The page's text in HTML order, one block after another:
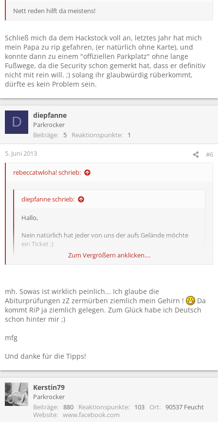
Nett reden hilft da meistens!
Schließ mich da dem Hackstock voll an, letztes Jahr hat mich
mein Papa zu rip gefahren, (er natürlich ohne Karte), und
konnte dann zu einem "offiziellen Parkplatz" ohne lange
Fußwege, da die Security schon gemerkt hat, dass er definitiv
nicht mit rein will. ;) solang ihr glaubwürdig rüberkommt,
dürfte es kein Problem sein.
D diepfanne
Parkrocker
Beiträge
5 Reaktionspunkte 1
5. Juni 2013 #6
rebeccatwloha! schrieb:
diepfanne schrieb:
Hallo,
Nein natürlich hat jeder von uns der aufs Gelände möchte
ein Ticket ;)
vollgendes
geeignet.
Jetzt fahren uns 2 Kollegen netter Weiße nach Nbg. Meine
Frage ist jetzt wie weit man mit dem Fahrzeug kommt ohne
Ticket. Auf wie viel Laufweg wir uns einstellen dürfen und wo
Freitag um 16-18 Uhr ankommen.
Zum Vergrößern anklicken....
mh. Sowas ist wirklich peinlich... Ich glaube die
Abiturprüfungen zZ zermürben ziemlich mein Gehirn !
Da
kommt RiP ja ziemlich gelegen. Zum Glück habe ich Deutsch
schon hinter mir ;)
mfg
Und danke für die Tipps!
Kerstin79
Parkrocker
Beiträge
880 Reaktionspunkte 103 Ort
90537 Feucht
Website
www.facebook.com